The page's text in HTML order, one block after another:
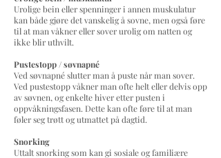
Urolige bein eller spenninger i annen muskulatur
kan både gjøre det vanskelig å sovne, men også føre
til at man våkner eller sover urolig om natten og
ikke blir uthvilt.
Pustestopp / søvnapné
Ved søvnapné slutter man å puste når man sover.
Ved pustestopp våkner man ofte helt eller delvis opp
av søvnen, og enkelte hiver etter pusten i
oppvåkningsfasen. Dette kan ofte føre til at man
føler seg trøtt og utmattet på dagtid.
Snorking
Uttalt snorking som kan gi sosiale og familiære